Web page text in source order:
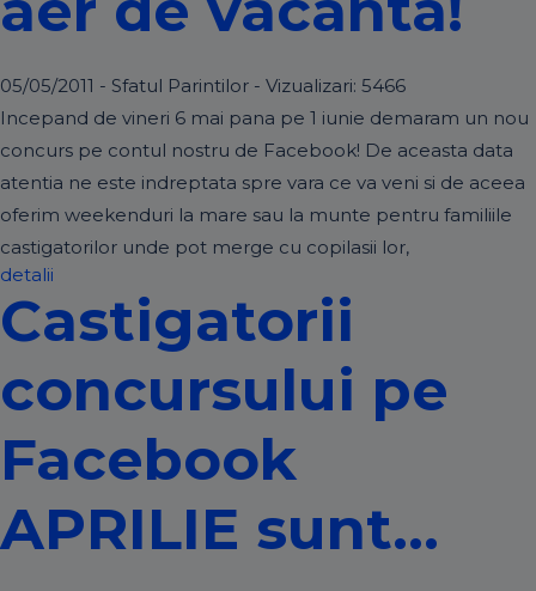
05/05/2011 - Sfatul Parintilor - Vizualizari: 5466
Incepand de vineri 6 mai pana pe 1 iunie demaram un nou
concurs pe contul nostru de Facebook! De aceasta data
atentia ne este indreptata spre vara ce va veni si de aceea
oferim weekenduri la mare sau la munte pentru familiile
castigatorilor unde pot merge cu copilasii lor,
detalii
Castigatorii
concursului pe
Facebook
APRILIE sunt…